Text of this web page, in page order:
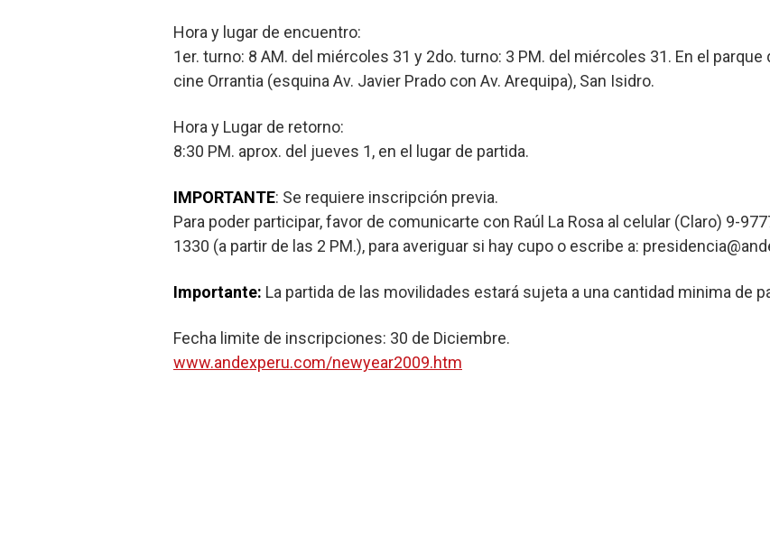
Hora y lugar de encuentro:
1er. turno: 8 AM. del miércoles 31 y 2do. turno: 3 PM. del miércoles 31. En el
cine Orrantia (esquina Av. Javier Prado con Av. Arequipa), San Isidro.
Hora y Lugar de retorno:
8:30 PM. aprox. del jueves 1, en el lugar de partida.
IMPORTANTE: Se requiere inscripción previa.
Para poder participar, favor de comunicarte con Raúl La Rosa al celular (Claro) 9-
1330 (a partir de las 2 PM.), para averiguar si hay cupo o escribe a:
Importante: La partida de las movilidades estará sujeta a una cantidad minima de
Fecha limite de inscripciones: 30 de Diciembre.
www.andexperu.com/newyear2009.htm